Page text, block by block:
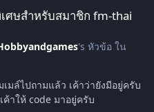
ศษสำหรับสมาชิก fm-thai
's หัวข้อ ใน
มล์ไปถามแล้ว เค้าว่ายังมีอยู่ครับ
ค้าให้ code มาอยู่ครับ